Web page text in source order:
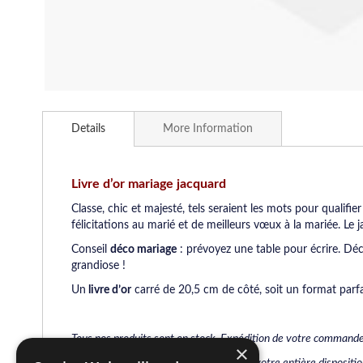
to
gallery
Details
Livre d’or mariage jacquard
Classe, chic et majesté, tels seraient les mots pour
félicitations au marié et de meilleurs vœux à la mariée. Le
Conseil déco mariage : prévoyez une table pour écrire.
grandiose !
Un livre d’orcarré de 20,5 cm de côté, soit un format
Tous nos produits sont en stock. Expédition de votre
More Information
×